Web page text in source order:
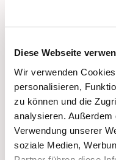
Diese Webseite
Wir verwenden
personalisieren,
zu können und die
analysieren.
Verwendung unserer
soziale Medien,
Samstag, 8.
Kulturkirche